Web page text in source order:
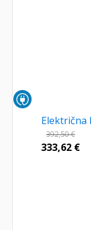
Električna
392,50€
333,62 €